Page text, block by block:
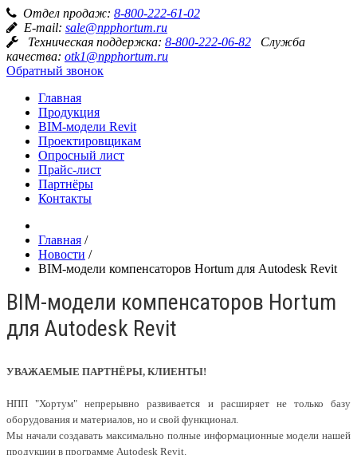
Отдел продаж: 8-800-222-61-02
E-mail: sale@npphortum.ru
Техническая поддержка: 8-800-222-06-82 Служба
качества: otk1@npphortum.ru
Обратный звонок
Главная
Продукция
BIM-модели Revit
Проектировщикам
Опросный лист
Прайс-лист
Партнёры
Контакты
Главная /
Новости /
BIM-модели компенсаторов Hortum для Autodesk Revit
BIM-модели компенсаторов Hortum
для Autodesk Revit
УВАЖАЕМЫЕ ПАРТНЁРЫ, КЛИЕНТЫ!
НПП "Хортум" непрерывно развивается и расширяет не только базу
оборудования и материалов, но и свой функционал.
Мы начали создавать максимально полные информационные модели нашей
продукции в программе Autodesk Revit.